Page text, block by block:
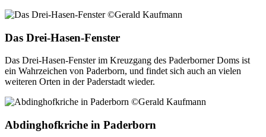
Das Drei-Hasen-Fenster
Das Drei-Hasen-Fenster im Kreuzgang des Paderborner Doms ist
ein Wahrzeichen von Paderborn, und findet sich auch an vielen
weiteren Orten in der Paderstadt wieder.
Abdinghofkriche in Paderborn